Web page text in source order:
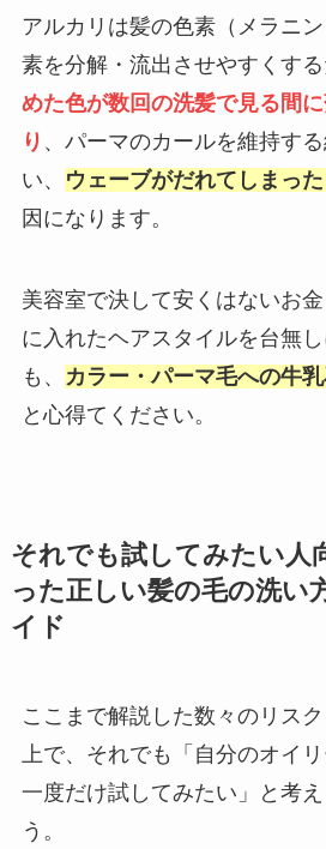
アルカリは髪の色素（メラニ
素を分解・流出させやすくする
めた色が数回の洗髪で見る間
り 、パーマのカールを維持す
い、
ウェーブがだれてしまっ
因になります。
美容室で決して安くはないお
に入れたヘアスタイルを台無
も、
カラー・パーマ毛への牛
と心得てください。
それでも試してみたい人
った正しい髪の毛の洗い
イド
ここまで解説した数々のリス
上で、それでも「自分のオイ
一度だけ試してみたい」と考
う。